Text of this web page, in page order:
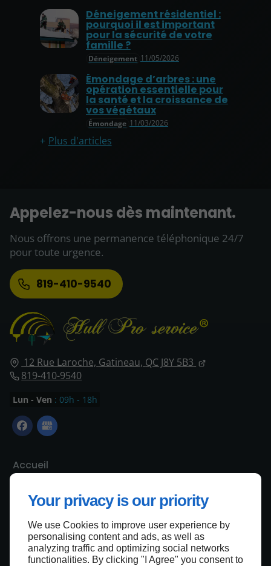
Your privacy is our priority
We use Cookies to improve user experience by
personalising content and ads, as well as
analyzing traffic and optimizing social networks
functionalities. By clicking "I Agree" you consent to
Déneigement 11/05/2026
Déneigement résidentiel :
pourquoi il est important
pour la sécurité de votre
famille ?
Émondage 11/03/2026
Émondage d’arbres : une
opération essentielle pour
la santé et la croissance de
vos végétaux
Plus d'articles
12 Rue Laroche, Gatineau, QC J8Y 5B3
819-410-9540
Lun - Ven : 09h - 18h
Accueil
Politique de confidentialité
Plan du site
Appelez-nous dès maintenant.
Nous offrons une permanence téléphonique 24/7
pour toute urgence.
819-410-9540